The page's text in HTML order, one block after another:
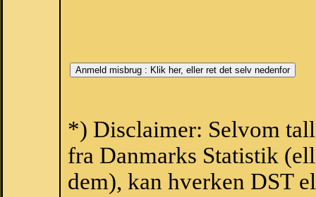
*) Disclaimer: Selvom
fra Danmarks Statistik
dem), kan hverken DST